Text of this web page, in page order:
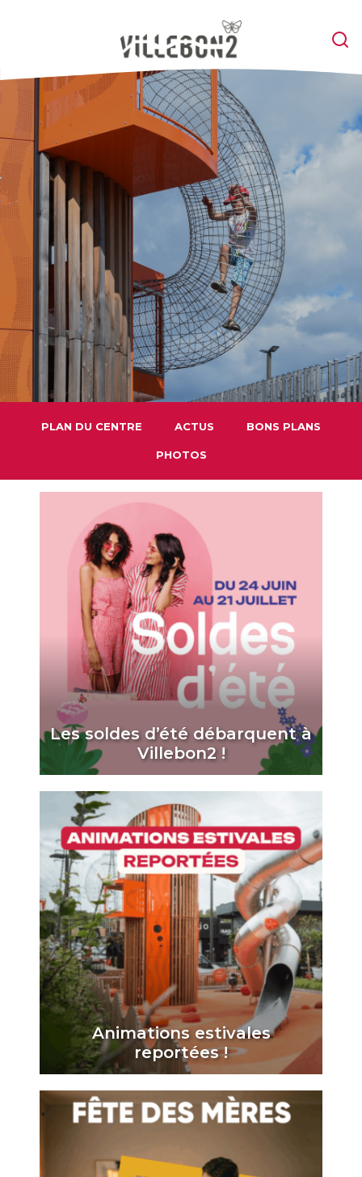
PLAN DU CENTRE ACTUS BONS PLANS
PHOTOS
Les soldes d’été débarquent à
Villebon2 !
Animations estivales
reportées !